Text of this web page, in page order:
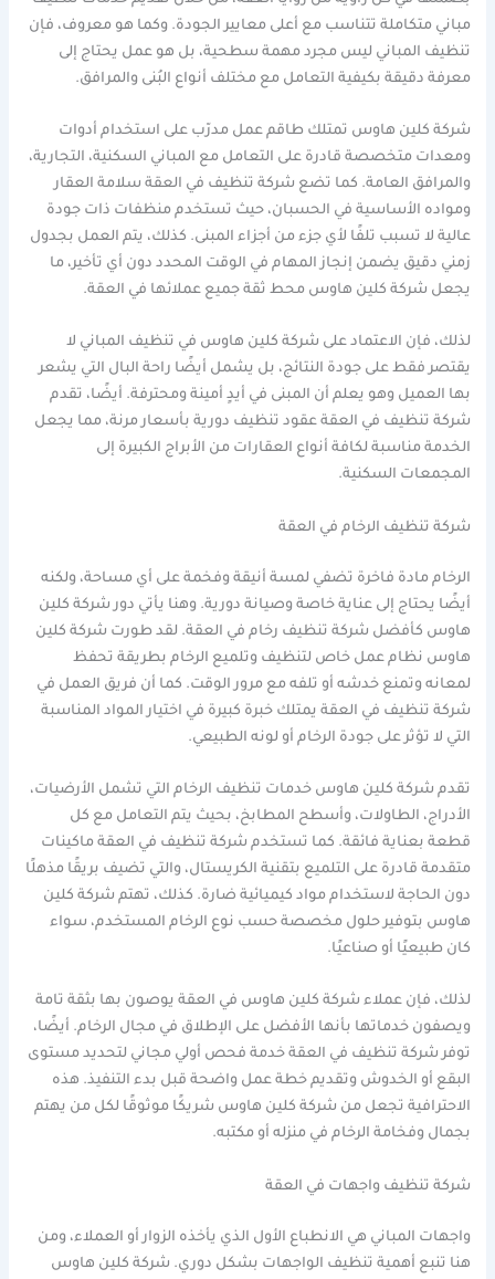
مباني متكاملة تتناسب مع أعلى معايير الجودة. وكما هو معروف، فإن
تنظيف المباني ليس مجرد مهمة سطحية، بل هو عمل يحتاج إلى
معرفة دقيقة بكيفية التعامل مع مختلف أنواع البُنى والمرافق.
شركة كلين هاوس تمتلك طاقم عمل مدرّب على استخدام أدوات
ومعدات متخصصة قادرة على التعامل مع المباني السكنية، التجارية،
والمرافق العامة. كما تضع شركة تنظيف في العقة سلامة العقار
ومواده الأساسية في الحسبان، حيث تستخدم منظفات ذات جودة
عالية لا تسبب تلفًا لأي جزء من أجزاء المبنى. كذلك، يتم العمل بجدول
زمني دقيق يضمن إنجاز المهام في الوقت المحدد دون أي تأخير، ما
يجعل شركة كلين هاوس محط ثقة جميع عملائها في العقة.
لذلك، فإن الاعتماد على شركة كلين هاوس في تنظيف المباني لا
يقتصر فقط على جودة النتائج، بل يشمل أيضًا راحة البال التي يشعر
بها العميل وهو يعلم أن المبنى في أيدٍ أمينة ومحترفة. أيضًا، تقدم
شركة تنظيف في العقة عقود تنظيف دورية بأسعار مرنة، مما يجعل
الخدمة مناسبة لكافة أنواع العقارات من الأبراج الكبيرة إلى
المجمعات السكنية.
شركة تنظيف الرخام في العقة
الرخام مادة فاخرة تضفي لمسة أنيقة وفخمة على أي مساحة، ولكنه
أيضًا يحتاج إلى عناية خاصة وصيانة دورية. وهنا يأتي دور شركة كلين
هاوس كأفضل شركة تنظيف رخام في العقة. لقد طورت شركة كلين
هاوس نظام عمل خاص لتنظيف وتلميع الرخام بطريقة تحفظ
لمعانه وتمنع خدشه أو تلفه مع مرور الوقت. كما أن فريق العمل في
شركة تنظيف في العقة يمتلك خبرة كبيرة في اختيار المواد المناسبة
التي لا تؤثر على جودة الرخام أو لونه الطبيعي.
تقدم شركة كلين هاوس خدمات تنظيف الرخام التي تشمل الأرضيات،
الأدراج، الطاولات، وأسطح المطابخ، بحيث يتم التعامل مع كل
قطعة بعناية فائقة. كما تستخدم شركة تنظيف في العقة ماكينات
متقدمة قادرة على التلميع بتقنية الكريستال، والتي تضيف بريقًا مذهلًا
دون الحاجة لاستخدام مواد كيميائية ضارة. كذلك، تهتم شركة كلين
هاوس بتوفير حلول مخصصة حسب نوع الرخام المستخدم، سواء
كان طبيعيًا أو صناعيًا.
لذلك، فإن عملاء شركة كلين هاوس في العقة يوصون بها بثقة تامة
ويصفون خدماتها بأنها الأفضل على الإطلاق في مجال الرخام. أيضًا،
توفر شركة تنظيف في العقة خدمة فحص أولي مجاني لتحديد مستوى
البقع أو الخدوش وتقديم خطة عمل واضحة قبل بدء التنفيذ. هذه
الاحترافية تجعل من شركة كلين هاوس شريكًا موثوقًا لكل من يهتم
بجمال وفخامة الرخام في منزله أو مكتبه.
شركة تنظيف واجهات في العقة
واجهات المباني هي الانطباع الأول الذي يأخذه الزوار أو العملاء، ومن
هنا تنبع أهمية تنظيف الواجهات بشكل دوري. شركة كلين هاوس